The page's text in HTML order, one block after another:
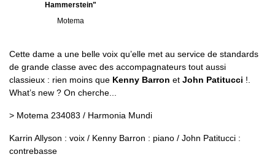
Hammerstein"
Motema
Cette dame a une belle voix qu’elle met au service de standards
de grande classe avec des accompagnateurs tout aussi
classieux : rien moins que Kenny Barron et John Patitucci !.
What’s new ? On cherche...
> Motema 234083 / Harmonia Mundi
Karrin Allyson : voix / Kenny Barron : piano / John Patitucci :
contrebasse